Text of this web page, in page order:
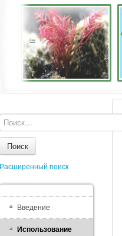
Поиск
Расширенный поиск
Введение
Использование